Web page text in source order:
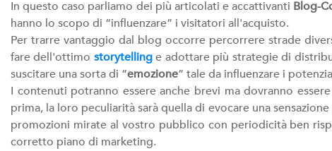
In questo caso parliamo dei più articolati e accattivanti Blog-
hanno lo scopo di “influenzare” i visitatori all'acquisto.
Per trarre vantaggio dal blog occorre percorrere strade
fare dell'ottimo storytellinge adottare più strategie di
suscitare una sorta di “emozione” tale da influenzare i
I contenuti potranno essere anche brevi ma dovranno
prima, la loro peculiarità sarà quella di evocare una
promozioni mirate al vostro pubblico con periodicità ben
corretto piano di marketing.